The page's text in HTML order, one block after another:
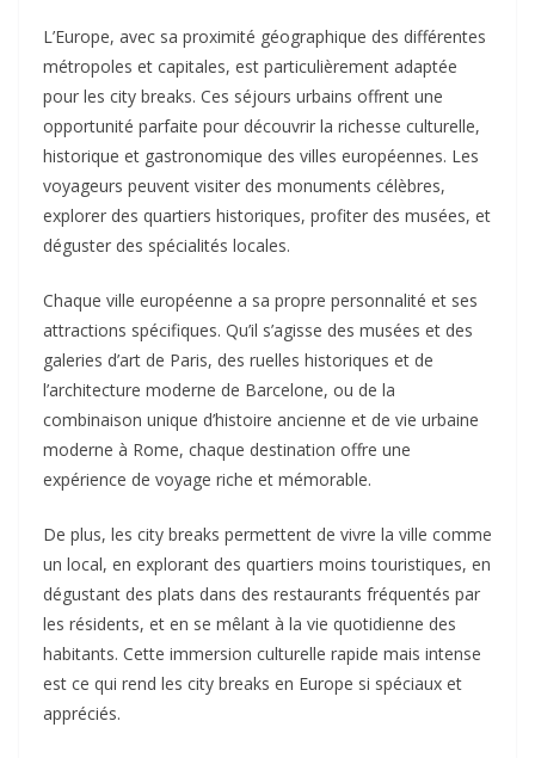
L’Europe, avec sa proximité géographique des différentes
métropoles et capitales, est particulièrement adaptée
pour les city breaks. Ces séjours urbains offrent une
opportunité parfaite pour découvrir la richesse culturelle,
historique et gastronomique des villes européennes. Les
voyageurs peuvent visiter des monuments célèbres,
explorer des quartiers historiques, profiter des musées, et
déguster des spécialités locales.
Chaque ville européenne a sa propre personnalité et ses
attractions spécifiques. Qu’il s’agisse des musées et des
galeries d’art de Paris, des ruelles historiques et de
l’architecture moderne de Barcelone, ou de la
combinaison unique d’histoire ancienne et de vie urbaine
moderne à Rome, chaque destination offre une
expérience de voyage riche et mémorable.
De plus, les city breaks permettent de vivre la ville comme
un local, en explorant des quartiers moins touristiques, en
dégustant des plats dans des restaurants fréquentés par
les résidents, et en se mêlant à la vie quotidienne des
habitants. Cette immersion culturelle rapide mais intense
est ce qui rend les city breaks en Europe si spéciaux et
appréciés.